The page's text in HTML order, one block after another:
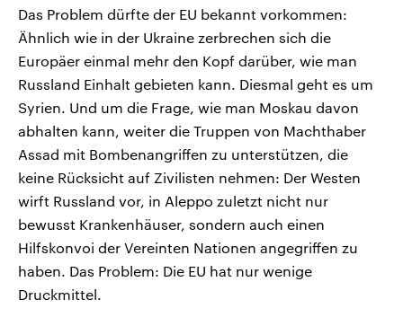
Das Problem dürfte der EU bekannt vorkommen:
Ähnlich wie in der Ukraine zerbrechen sich die
Europäer einmal mehr den Kopf darüber, wie man
Russland Einhalt gebieten kann. Diesmal geht es um
Syrien. Und um die Frage, wie man Moskau davon
abhalten kann, weiter die Truppen von Machthaber
Assad mit Bombenangriffen zu unterstützen, die
keine Rücksicht auf Zivilisten nehmen: Der Westen
wirft Russland vor, in Aleppo zuletzt nicht nur
bewusst Krankenhäuser, sondern auch einen
Hilfskonvoi der Vereinten Nationen angegriffen zu
haben. Das Problem: Die EU hat nur wenige
Druckmittel.